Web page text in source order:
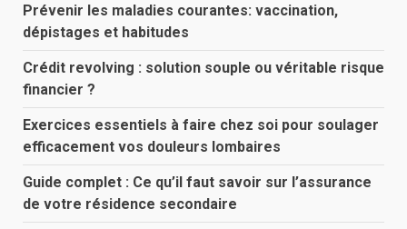
Prévenir les maladies courantes: vaccination,
dépistages et habitudes
Crédit revolving : solution souple ou véritable risque
financier ?
Exercices essentiels à faire chez soi pour soulager
efficacement vos douleurs lombaires
Guide complet : Ce qu’il faut savoir sur l’assurance
de votre résidence secondaire